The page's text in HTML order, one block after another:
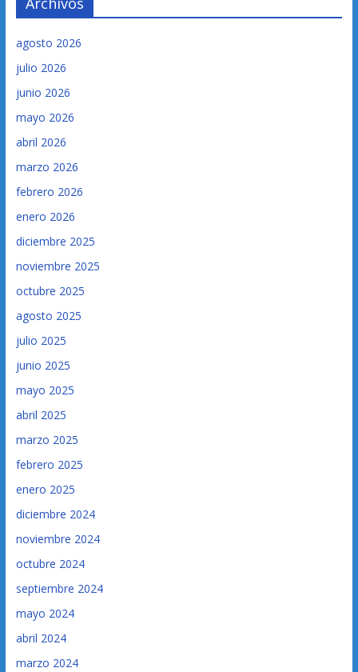
agosto 2026
julio 2026
junio 2026
mayo 2026
abril 2026
marzo 2026
febrero 2026
enero 2026
diciembre 2025
noviembre 2025
octubre 2025
agosto 2025
julio 2025
junio 2025
mayo 2025
abril 2025
marzo 2025
febrero 2025
enero 2025
diciembre 2024
noviembre 2024
octubre 2024
septiembre 2024
mayo 2024
abril 2024
marzo 2024